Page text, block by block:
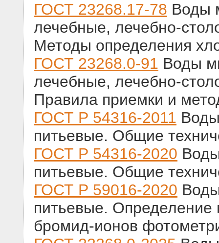
ГОСТ 23268.17-78 Воды
лечебные, лечебно-
Методы определения
ГОСТ 23268.0-91 Воды
лечебные, лечебно-
Правила приемки и
ГОСТ Р 54316-2011
питьевые. Общие
ГОСТ Р 54316-2020
питьевые. Общие
ГОСТ Р 59016-2020
питьевые. Определение
бромид-ионов